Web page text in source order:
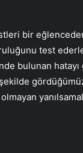
bir
test
bulunan